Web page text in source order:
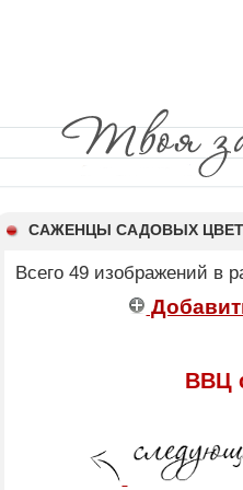
САЖЕНЦЫ САДОВЫХ
Всего 49 изображений в
ВВЦ